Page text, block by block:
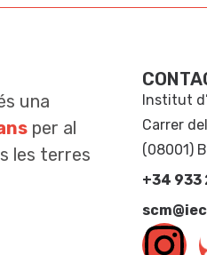
una
per al
les terres
Institut
Carrer
(08001)
+34 933